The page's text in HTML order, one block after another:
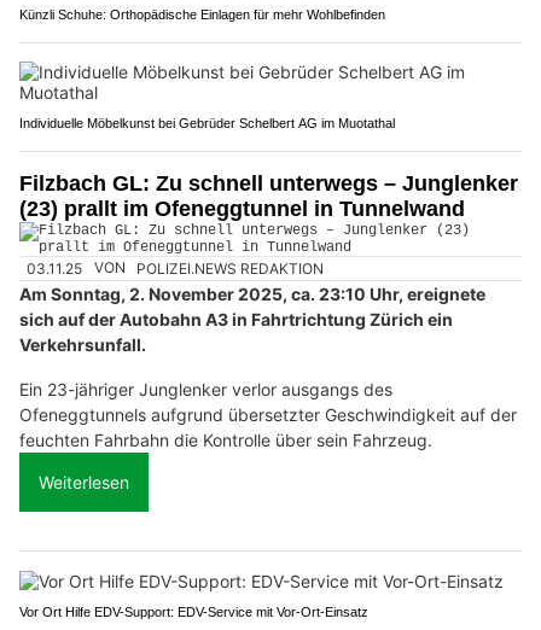
Künzli Schuhe: Orthopädische Einlagen für mehr Wohlbefinden
Individuelle Möbelkunst bei Gebrüder Schelbert AG im Muotathal
Filzbach GL: Zu schnell unterwegs – Junglenker
(23) prallt im Ofeneggtunnel in Tunnelwand
03.11.25 VON POLIZEI.NEWS REDAKTION
Am Sonntag, 2. November 2025, ca. 23:10 Uhr, ereignete
sich auf der Autobahn A3 in Fahrtrichtung Zürich ein
Verkehrsunfall.
Ein 23-jähriger Junglenker verlor ausgangs des
Ofeneggtunnels aufgrund übersetzter Geschwindigkeit auf der
feuchten Fahrbahn die Kontrolle über sein Fahrzeug.
Weiterlesen
Vor Ort Hilfe EDV-Support: EDV-Service mit Vor-Ort-Einsatz